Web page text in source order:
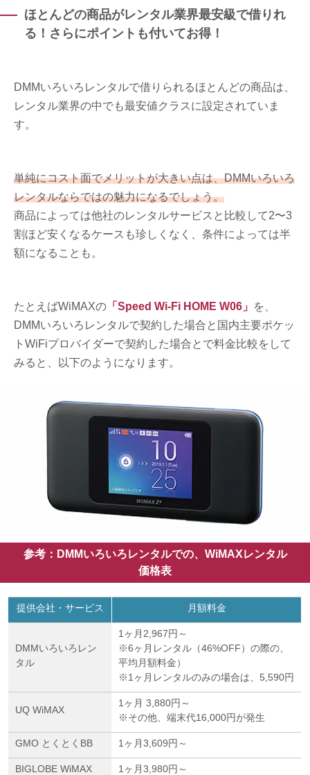
ほとんどの商品がレンタル業界最安級で借りれ
る！さらにポイントも付いてお得！
DMMいろいろレンタルで借りられるほとんどの商品は、
レンタル業界の中でも最安値クラスに設定されていま
す。
単純にコスト面でメリットが大きい点は、DMMいろいろ
レンタルならではの魅力になるでしょう。
商品によっては他社のレンタルサービスと比較して2〜3
割ほど安くなるケースも珍しくなく、条件によっては半
額になることも。
たとえばWiMAXの 「Speed Wi-Fi HOME W06」 を、
DMMいろいろレンタルで契約した場合と国内主要ポケッ
トWiFiプロバイダーで契約した場合とで料金比較をして
みると、以下のようになります。
参考：DMMいろいろレンタルでの、WiMAXレンタル
価格表
提供会社・サービス 月額料金
DMMいろいろレン
タル
1ヶ月2,967円～
※6ヶ月レンタル（46%OFF）の際の、
平均月額料金）
※1ヶ月レンタルのみの場合は、5,590円
UQ WiMAX
1ヶ月 3,880円～
※その他、端末代16,000円が発生
GMO とくとくBB 1ヶ月3,609円～
BIGLOBE WiMAX 1ヶ月3,980円～